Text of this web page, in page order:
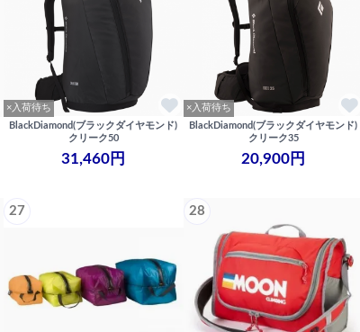
×入荷待ち
BlackDiamond(ブラックダイヤモンド)
クリーク50
31,460円
×入荷待ち
BlackDiamond(ブラックダイヤモンド)
クリーク35
20,900円
27 28